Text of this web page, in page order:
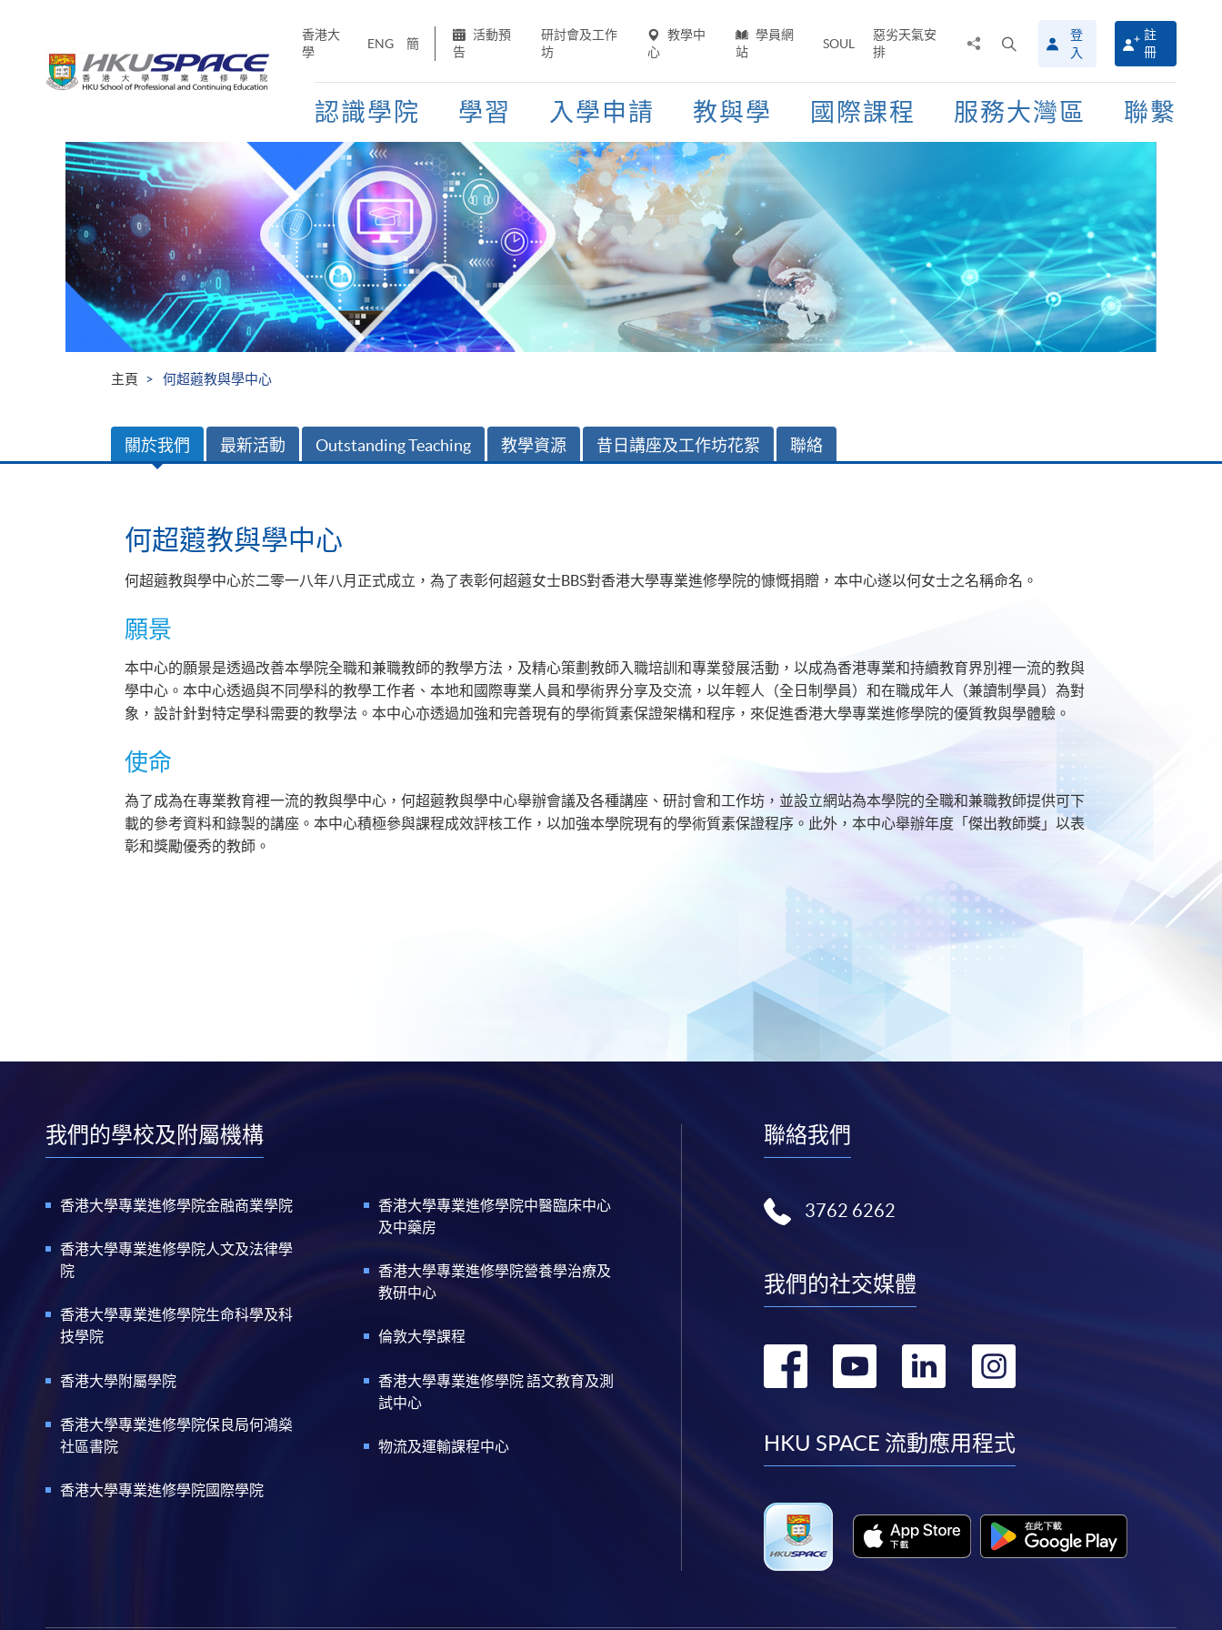
香港大
學
ENG 簡
活動預
告
研討會及工作
坊
教學中
心
學員網
站
SOUL
惡劣天氣安
排
搜
尋
介
面
登
入
註
冊
認識學院 學習 入學申請 教與學 國際課程 服務大灣區 聯繫
主頁 何超蕸教與學中心
關於我們 最新活動 Outstanding Teaching 教學資源 昔日講座及工作坊花絮 聯絡
何超蕸教與學中心
何超蕸教與學中心於二零一八年八月正式成立，為了表彰何超蕸女士BBS對香港大學專業進修學院的慷慨捐贈，本中心遂以何女士之名稱命名。
願景
本中心的願景是透過改善本學院全職和兼職教師的教學方法，及精心策劃教師入職培訓和專業發展活動，以成為香港專業和持續教育界別裡一流的教與
學中心。本中心透過與不同學科的教學工作者、本地和國際專業人員和學術界分享及交流，以年輕人（全日制學員）和在職成年人（兼讀制學員）為對
象，設計針對特定學科需要的教學法。本中心亦透過加強和完善現有的學術質素保證架構和程序，來促進香港大學專業進修學院的優質教與學體驗。
使命
為了成為在專業教育裡一流的教與學中心，何超蕸教與學中心舉辦會議及各種講座、研討會和工作坊，並設立網站為本學院的全職和兼職教師提供可下
載的參考資料和錄製的講座。本中心積極參與課程成效評核工作，以加強本學院現有的學術質素保證程序。此外，本中心舉辦年度「傑出教師獎」以表
彰和獎勵優秀的教師。
我們的學校及附屬機構
香港大學專業進修學院金融商業學院
香港大學專業進修學院人文及法律學
院
香港大學專業進修學院生命科學及科
技學院
香港大學附屬學院
香港大學專業進修學院保良局何鴻燊
社區書院
香港大學專業進修學院國際學院
香港大學專業進修學院中醫臨床中心
及中藥房
香港大學專業進修學院營養學治療及
教研中心
倫敦大學課程
香港大學專業進修學院 語文教育及測
試中心
物流及運輸課程中心
聯絡我們
3762 6262
我們的社交媒體
轉
facebook
轉
youtube
轉
linkedin
轉
instagram
HKU SPACE 流動應用程式